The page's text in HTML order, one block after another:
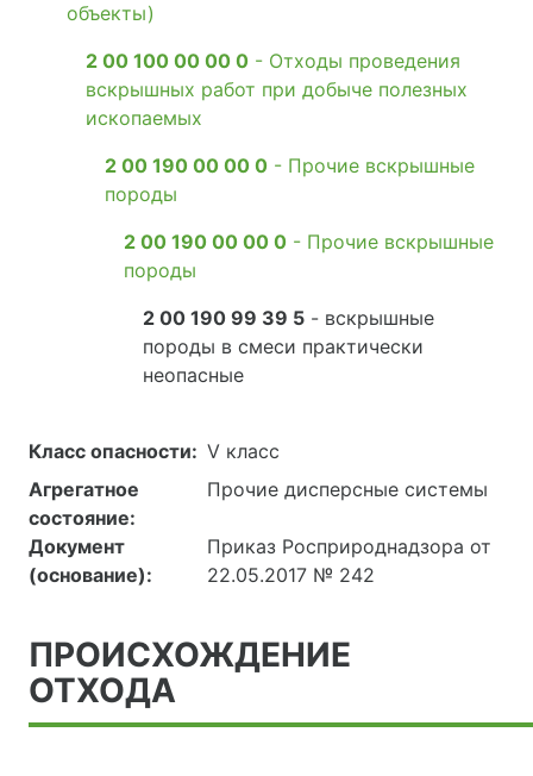
объекты)
2 00 100 00 00 0 - Отходы проведения
вскрышных работ при добыче полезных
ископаемых
2 00 190 00 00 0 - Прочие вскрышные
породы
2 00 190 00 00 0 - Прочие вскрышные
породы
2 00 190 99 39 5 - вскрышные
породы в смеси практически
неопасные
Класс опасности: V класс
Агрегатное
состояние:
Прочие дисперсные системы
Документ
(основание):
Приказ Росприроднадзора от
22.05.2017 № 242
ПРОИСХОЖДЕНИЕ
ОТХОДА